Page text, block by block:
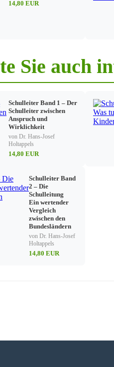
Schreibens der
dürfen
Raumausstattung nach
Anordnung der Räume und
Stundenpläne
14,80 EUR
Sie auch
Schulleiter Band 1 – Der
Schulleiter zwischen
Anspruch und
Wirklichkeit
von Dr. Hans-Josef
Holtappels
14,80 EUR
Schulleiter Band
2 – Die
Schulleitung
Ein wertender
Vergleich
zwischen den
Bundesländern
von Dr. Hans-Josef
Holtappels
14,80 EUR